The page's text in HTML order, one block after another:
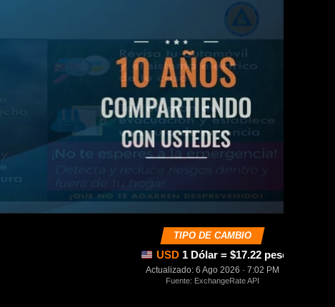
TIPO DE CAMBIO
USD 1 Dólar = $17.22 pesos
Actualizado: 6 Ago 2026 · 7:02 PM
Fuente: ExchangeRate API